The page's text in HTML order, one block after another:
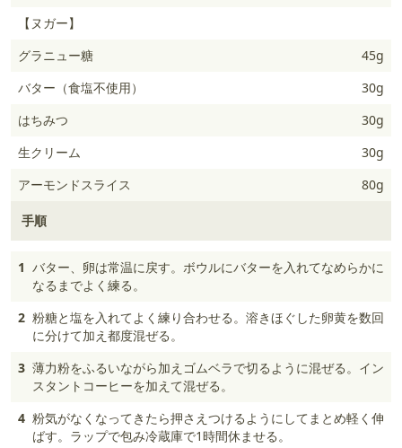
【ヌガー】
グラニュー糖
45g
バター（食塩不使用）
30g
はちみつ
30g
生クリーム
30g
アーモンドスライス
80g
手順
1 バター、卵は常温に戻す。ボウルにバターを入れてなめらかに
なるまでよく練る。
2 粉糖と塩を入れてよく練り合わせる。溶きほぐした卵黄を数回
に分けて加え都度混ぜる。
3 薄力粉をふるいながら加えゴムベラで切るように混ぜる。イン
スタントコーヒーを加えて混ぜる。
4 粉気がなくなってきたら押さえつけるようにしてまとめ軽く伸
ばす。ラップで包み冷蔵庫で1時間休ませる。